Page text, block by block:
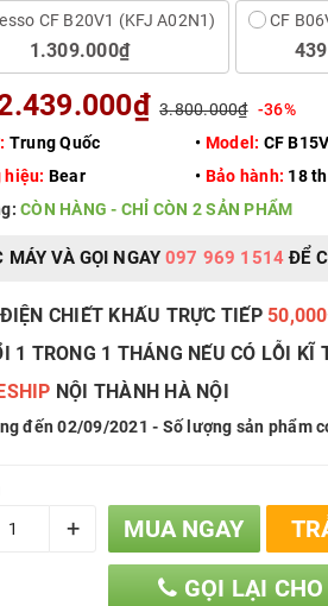
CF B20V1 (KFJ A02N1)
1.309.000₫
CF
3.800.000₫ -36%
Trung Quốc • Model: CF
hiệu: Bear • Bảo hành: 18
CÒN HÀNG - CHỈ CÒN 2 SẢN PHẨM
MÁY VÀ GỌI NGAY097 969 1514ĐỂ
CHIẾT KHẤU TRỰC TIẾP
1 TRONG 1 THÁNG NẾU CÓ LỖI KĨ
NỘI THÀNH HÀ NỘI
đến 02/09/2021 - Số lượng sản phẩm
+ MUA NGAY
GỌI LẠI